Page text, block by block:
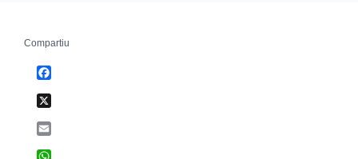
Compartiu